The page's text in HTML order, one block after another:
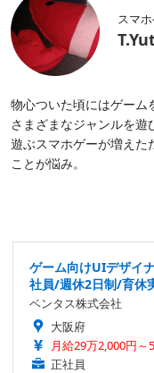
スマ
物心ついた頃にはゲーム
さまざまなジャンルを遊
遊ぶスマホゲーが増えた
ことが悩み。
ゲーム向けUIデザイ
社員/週休2日制/育休
ベンタス株式会社
大阪府
月給29万2,000円～
正社員